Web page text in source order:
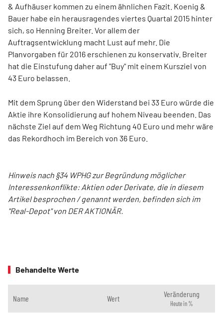
& Aufhäuser kommen zu einem ähnlichen Fazit. Koenig &
Bauer habe ein herausragendes viertes Quartal 2015 hinter
sich, so Henning Breiter. Vor allem der
Auftragsentwicklung macht Lust auf mehr. Die
Planvorgaben für 2016 erschienen zu konservativ. Breiter
hat die Einstufung daher auf "Buy" mit einem Kursziel von
43 Euro belassen.
Mit dem Sprung über den Widerstand bei 33 Euro würde die
Aktie ihre Konsolidierung auf hohem Niveau beenden. Das
nächste Ziel auf dem Weg Richtung 40 Euro und mehr wäre
das Rekordhoch im Bereich von 36 Euro.
Hinweis nach §34 WPHG zur Begründung möglicher
Interessenkonflikte: Aktien oder Derivate, die in diesem
Artikel besprochen / genannt werden, befinden sich im
"Real-Depot" von DER AKTIONÄR.
Behandelte Werte
Name Wert Veränderung
Heute in %